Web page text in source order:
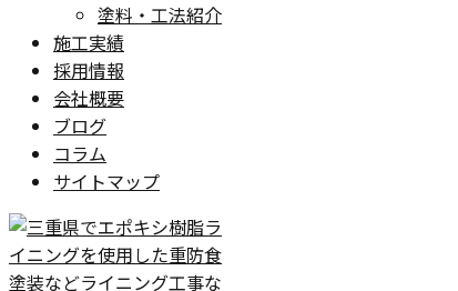
塗料・工法紹介
施工実績
採用情報
会社概要
ブログ
コラム
サイトマップ